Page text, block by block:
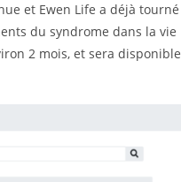
et Ewen Life a déjà tourné
du syndrome dans la vie
2 mois, et sera disponible